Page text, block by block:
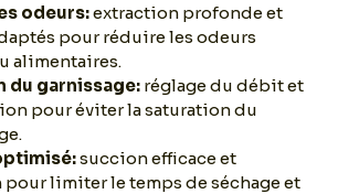
odeurs:extraction profonde et
pour réduire les odeurs
alimentaires.
du garnissage: réglage du débit et
pour éviter la saturation du
succion efficace et
limiter le temps de séchage et